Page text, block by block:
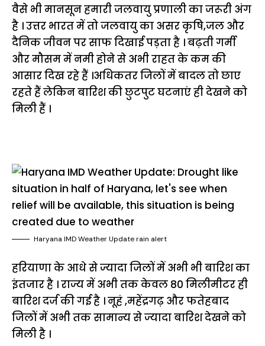
वैसे भी मानसून हमारी जलवायु प्रणाली का जरूरी अंग
है । उत्तर भारत में तो जलवायु का असर कृषि,जल और
दैनिक जीवन पर साफ दिखाई पड़ता है । बढ़ती गर्मी
और मौसम में नमी होने से अभी राहत के कम की
आसार दिख रहे हैं ।अधिकतर जिलों में बादल तो छाए
रहते हैं लेकिन बारिश की छुटपुट घटनाएं ही देखने को
मिली हैं ।
Haryana IMD Weather Update rain alert
हरियाणा के आधे से ज्यादा जिलों में अभी भी बारिश का
इंतजार है । राज्य में अभी तक केवल 80 मिलीमीटर ही
बारिश दर्ज की गई है । नूहं ,महेंद्रगढ़ और फतेहबाद
जिलों में अभी तक सामान्य से ज्यादा बारिश देखने को
मिली है ।